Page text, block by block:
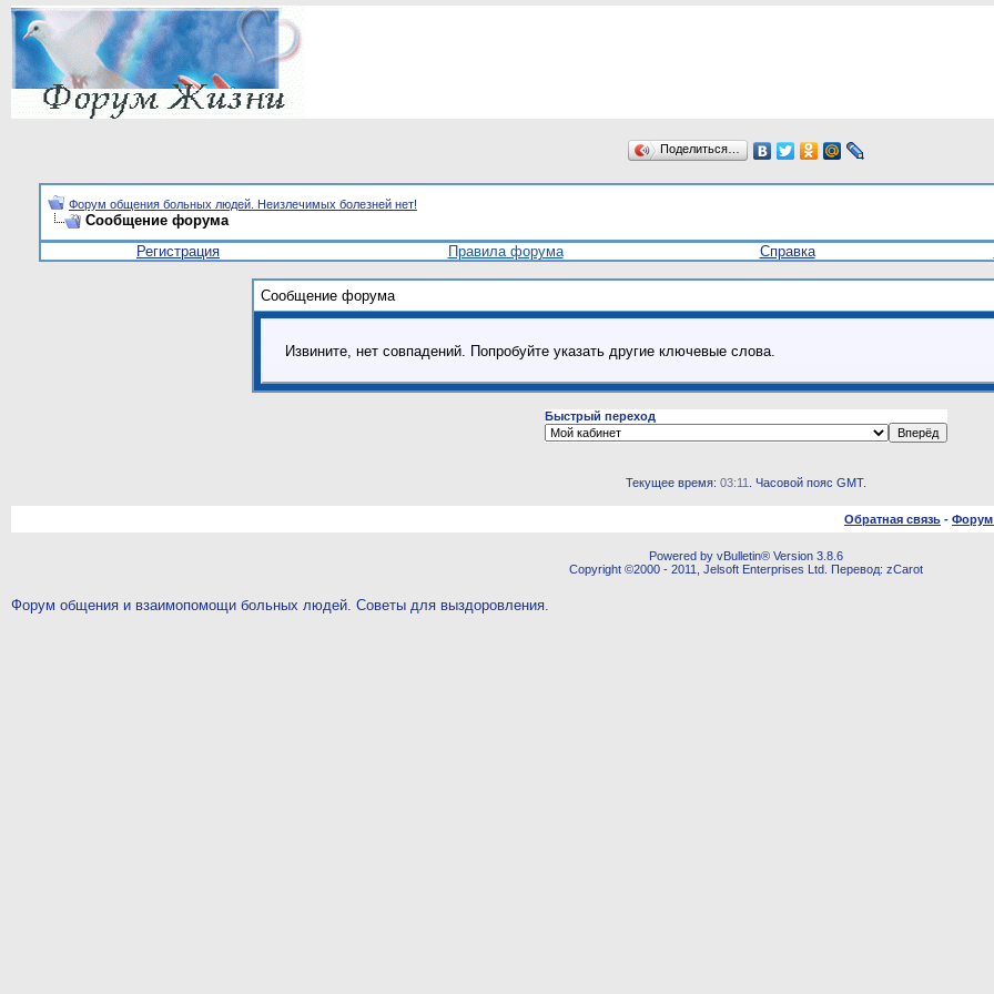
Поделиться…
Форум общения больных людей. Неизлечимых болезней нет!
Сообщение форума
Регистрация Правила форума Справка
Сообщение форума
Извините, нет совпадений. Попробуйте указать другие ключевые слова.
Быстрый переход
Текущее время: 03:11 . Часовой пояс GMT.
Обратная связь - Форум
Powered by vBulletin® Version 3.8.6
Copyright ©2000 - 2011, Jelsoft Enterprises Ltd. Перевод: zCarot
Форум общения и взаимопомощи больных людей. Советы для выздоровления.